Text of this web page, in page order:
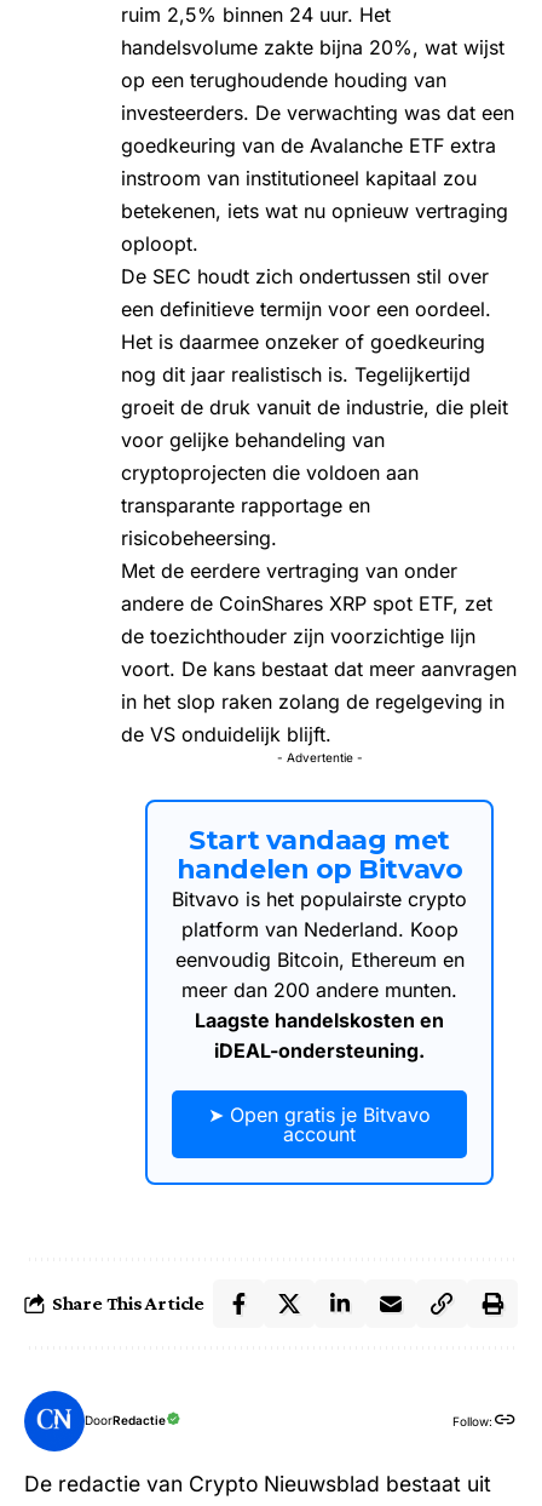
ruim 2,5% binnen 24 uur. Het
handelsvolume zakte bijna 20%, wat wijst
op een terughoudende houding van
investeerders. De verwachting was dat een
goedkeuring van de Avalanche ETF extra
instroom van institutioneel kapitaal zou
betekenen, iets wat nu opnieuw vertraging
oploopt.
De SEC houdt zich ondertussen stil over
een definitieve termijn voor een oordeel.
Het is daarmee onzeker of goedkeuring
nog dit jaar realistisch is. Tegelijkertijd
groeit de druk vanuit de industrie, die pleit
voor gelijke behandeling van
cryptoprojecten die voldoen aan
transparante rapportage en
risicobeheersing.
Met de eerdere vertraging van onder
andere de CoinShares XRP spot ETF, zet
de toezichthouder zijn voorzichtige lijn
voort. De kans bestaat dat meer aanvragen
in het slop raken zolang de regelgeving in
de VS onduidelijk blijft.
- Advertentie -
Start vandaag met
handelen op Bitvavo
Bitvavo is het populairste crypto
platform van Nederland. Koop
eenvoudig Bitcoin, Ethereum en
meer dan 200 andere munten.
Laagste handelskosten en
iDEAL-ondersteuning.
➤ Open gratis je Bitvavo
account
Share This Article
DoorRedactie Follow:
De redactie van Crypto Nieuwsblad bestaat uit